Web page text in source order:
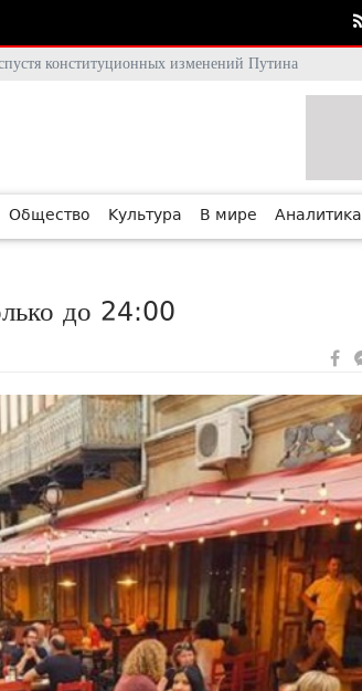
конституционных изменений Путина
Общество Культура В мире Аналитика
до 24:00